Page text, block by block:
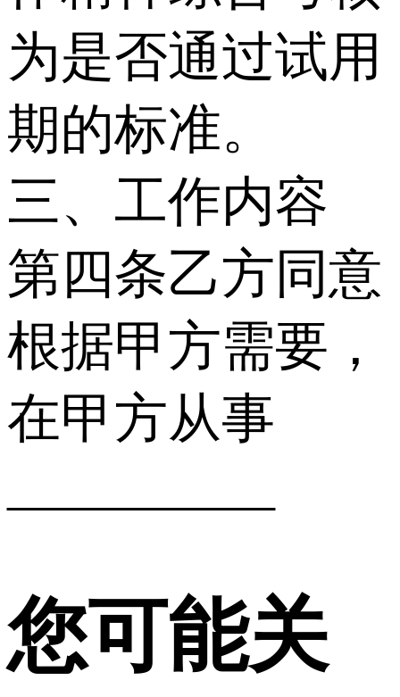
为是否通过试用
期的标准。
三、工作内容
第四条乙方同意
根据甲方需要，
在甲方从事
您可能关